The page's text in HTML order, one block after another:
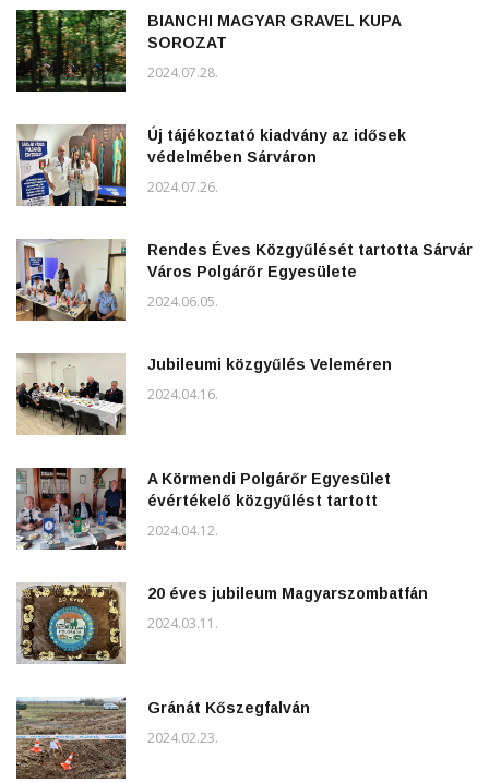
BIANCHI MAGYAR GRAVEL KUPA
SOROZAT
2024.07.28.
Új tájékoztató kiadvány az idősek
védelmében Sárváron
2024.07.26.
Rendes Éves Közgyűlését tartotta Sárvár
Város Polgárőr Egyesülete
2024.06.05.
Jubileumi közgyűlés Veleméren
2024.04.16.
A Körmendi Polgárőr Egyesület
évértékelő közgyűlést tartott
2024.04.12.
20 éves jubileum Magyarszombatfán
2024.03.11.
Gránát Kőszegfalván
2024.02.23.